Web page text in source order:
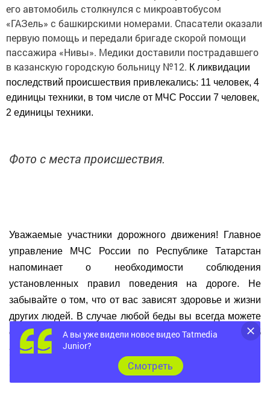
его автомобиль столкнулся с микроавтобусом
«ГАЗель» с башкирскими номерами. Спасатели оказали
первую помощь и передали бригаде скорой помощи
пассажира «Нивы». Медики доставили пострадавшего
в казанскую городскую больницу №12. К ликвидации
последствий происшествия привлекались: 11 человек, 4
единицы техники, в том числе от МЧС России 7 человек,
2 единицы техники.
Фото с места происшествия.
Уважаемые участники дорожного движения! Главное
управление МЧС России по Республике Татарстан
напоминает о необходимости соблюдения
установленных правил поведения на дороге. Не
забывайте о том, что от вас зависят здоровье и жизни
других людей. В случае любой беды вы всегда можете
обратиться на единый номер вызова экстренных служб
- «112». Звонки принимаются круглосуточно и
бесплатно с городских и мобильных телефонов.
А вы уже видели новое видео Tatmedia
Junior?
Cмотреть